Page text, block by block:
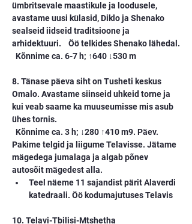
ümbritsevale maastikule ja loodusele,
avastame uusi külasid, Diklo ja Shenako
sealseid iidseid traditsioone ja
arhidektuuri.    Öö telkides Shenako lähedal.
Kõnnime ca. 6-7 h; ↑640 ↓530 m
8. Tänase päeva siht on Tusheti keskus
Omalo. Avastame siinseid uhkeid torne ja
kui veab saame ka muuseumisse mis asub
ühes tornis.
Kõnnime ca. 3 h; ↓280 ↑410 m9. Päev.
Pakime telgid ja liigume Telavisse. Jätame
mägedega jumalaga ja algab põnev
autosõit mägedest alla.
Teel näeme 11 sajandist pärit Alaverdi
katedraali. Öö kodumajutuses Telavis
10. Telavi-Tbilisi-Mtshetha